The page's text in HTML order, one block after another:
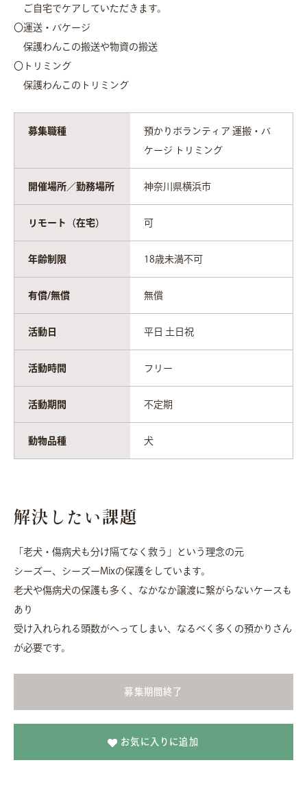
ご自宅でケアしていただきます。
〇運送・バケージ
保護わんこの搬送や物資の搬送
〇トリミング
保護わんこのトリミング
募集職種
預かりボランティア 運搬・バ
ケージ トリミング
開催場所／勤務場所 神奈川県横浜市
リモート（在宅） 可
年齢制限 18歳未満不可
有償/無償 無償
活動日 平日 土日祝
活動時間 フリー
活動期間 不定期
動物品種 犬
解決したい課題
「老犬・傷病犬も分け隔てなく救う」という理念の元
シーズー、シーズーMixの保護をしています。
老犬や傷病犬の保護も多く、なかなか譲渡に繋がらないケースも
あり
受け入れられる頭数がへってしまい、なるべく多くの預かりさん
が必要です。
募集期間終了
お気に入りに追加